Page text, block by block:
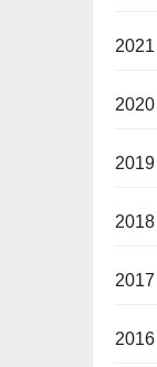
2021
2020
2019
2018
2017
2016